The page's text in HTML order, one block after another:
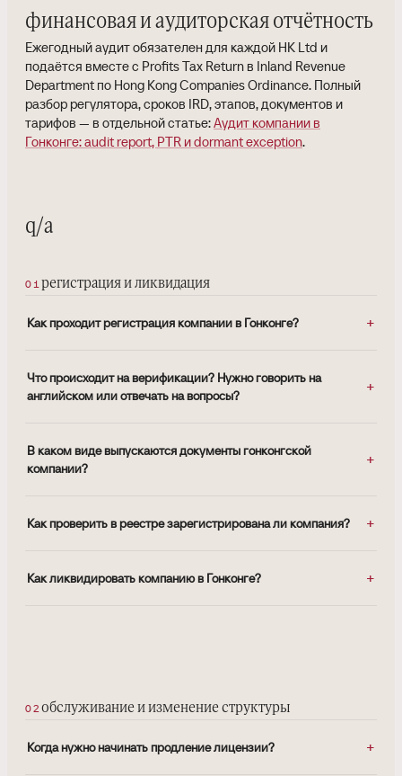
финансовая и аудиторская отчётность
Ежегодный аудит обязателен для каждой HK Ltd и
подаётся вместе с Profits Tax Return в Inland Revenue
Department по Hong Kong Companies Ordinance. Полный
разбор регулятора, сроков IRD, этапов, документов и
тарифов — в отдельной статье:Аудит компании в
Гонконге: audit report, PTR и dormant exception.
q/a
регистрация и ликвидация
Как проходит регистрация компании в Гонконге?
Что происходит на верификации? Нужно говорить на
английском или отвечать на вопросы?
В каком виде выпускаются документы гонконгской
компании?
Как проверить в реестре зарегистрирована ли компания?
Как ликвидировать компанию в Гонконге?
обслуживание и изменение структуры
Когда нужно начинать продление лицензии?